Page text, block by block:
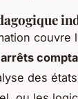
couvre
arrêts
des